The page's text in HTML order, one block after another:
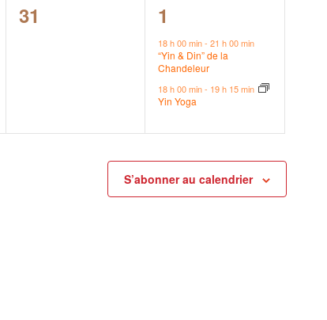
0
31
2
évènements,
1
18 h 00 min-21 h 00 min
“Yin & Din” de la
Chandeleur
18 h 00 min- 19 h 15 min
Yin Yoga
S’abonner au calendrier